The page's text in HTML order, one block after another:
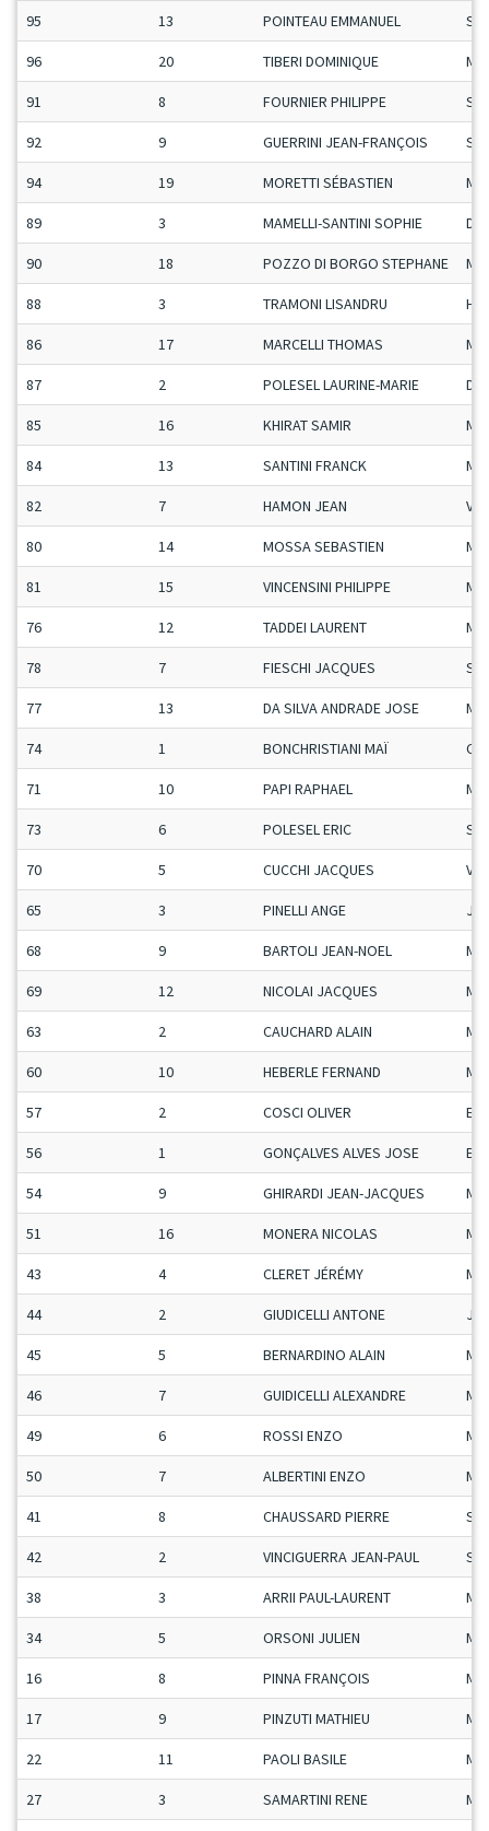
95 13 POINTEAU EMMANUEL
96 20 TIBERI DOMINIQUE
91 8 FOURNIER PHILIPPE
92 9 GUERRINI JEAN-FRANÇOIS
94 19 MORETTI SÉBASTIEN
89 3 MAMELLI-SANTINI SOPHIE
90 18 POZZO DI BORGO STEPHANE
88 3 TRAMONI LISANDRU H-C
86 17 MARCELLI THOMAS
87 2 POLESEL LAURINE-MARIE
85 16 KHIRAT SAMIR
84 13 SANTINI FRANCK
82 7 HAMON JEAN Vet
80 14 MOSSA SEBASTIEN
81 15 VINCENSINI PHILIPPE
76 12 TADDEI LAURENT
78 7 FIESCHI JACQUES
77 13 DA SILVA ANDRADE JOSE
74 1 BONCHRISTIANI MAÏ
71 10 PAPI RAPHAEL
73 6 POLESEL ERIC
70 5 CUCCHI JACQUES Vet
65 3 PINELLI ANGE Ju-
68 9 BARTOLI JEAN-NOEL
69 12 NICOLAI JACQUES
63 2 CAUCHARD ALAIN
60 10 HEBERLE FERNAND
57 2 COSCI OLIVER ET
56 1 GONÇALVES ALVES JOSE ET
54 9 GHIRARDI JEAN-JACQUES
51 16 MONERA NICOLAS
43 4 CLERET JÉRÉMY
44 2 GIUDICELLI ANTONE Ju-
45 5 BERNARDINO ALAIN
46 7 GUIDICELLI ALEXANDRE
49 6 ROSSI ENZO
50 7 ALBERTINI ENZO
41 8 CHAUSSARD PIERRE
42 2 VINCIGUERRA JEAN-PAUL
38 3 ARRII PAUL-LAURENT
34 5 ORSONI JULIEN
16 8 PINNA FRANÇOIS
17 9 PINZUTI MATHIEU
22 11 PAOLI BASILE
27 3 SAMARTINI RENE